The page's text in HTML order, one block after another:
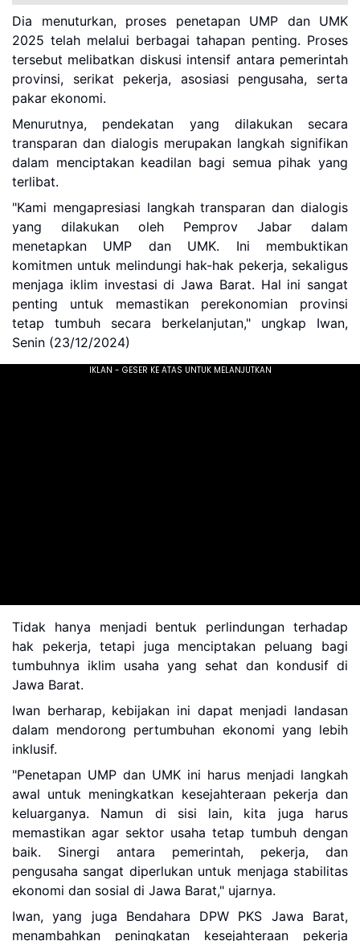
Dia menuturkan, proses penetapan UMP dan UMK
2025 telah melalui berbagai tahapan penting. Proses
tersebut melibatkan diskusi intensif antara pemerintah
provinsi, serikat pekerja, asosiasi pengusaha, serta
pakar ekonomi.
Menurutnya, pendekatan yang dilakukan secara
transparan dan dialogis merupakan langkah signifikan
dalam menciptakan keadilan bagi semua pihak yang
terlibat.
"Kami mengapresiasi langkah transparan dan dialogis
yang dilakukan oleh Pemprov Jabar dalam
menetapkan UMP dan UMK. Ini membuktikan
komitmen untuk melindungi hak-hak pekerja, sekaligus
menjaga iklim investasi di Jawa Barat. Hal ini sangat
penting untuk memastikan perekonomian provinsi
tetap tumbuh secara berkelanjutan," ungkap Iwan,
Senin (23/12/2024)
Tidak hanya menjadi bentuk perlindungan terhadap
hak pekerja, tetapi juga menciptakan peluang bagi
tumbuhnya iklim usaha yang sehat dan kondusif di
Jawa Barat.
Iwan berharap, kebijakan ini dapat menjadi landasan
dalam mendorong pertumbuhan ekonomi yang lebih
inklusif.
"Penetapan UMP dan UMK ini harus menjadi langkah
awal untuk meningkatkan kesejahteraan pekerja dan
keluarganya. Namun di sisi lain, kita juga harus
memastikan agar sektor usaha tetap tumbuh dengan
baik. Sinergi antara pemerintah, pekerja, dan
pengusaha sangat diperlukan untuk menjaga stabilitas
ekonomi dan sosial di Jawa Barat," ujarnya.
Iwan, yang juga Bendahara DPW PKS Jawa Barat,
menambahkan peningkatan kesejahteraan pekerja